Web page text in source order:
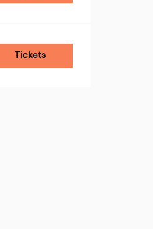
Tickets